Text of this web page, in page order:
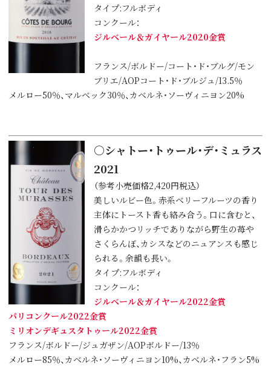
タイプ:フルボディ
コンクール：
ジルベール＆ガイヤール2020金賞
フランス/ボルドー/コート・ド・ブルグ/モン
ブリエ/AOPコート・ド・ブルジュ/13.5％
メルロー50％、マルベック30％、カベルネ・ソーヴィニヨン20%
○シャトー・トゥール・デ・ミュラス
2021
（参考小売価格2,420円税込）
美しいルビー色。赤系ベリーフルーツの香り
主体にトースト香も絡み合う。口に含むと、
滑らかかつリッチでありながら野生の苺や
さくらんぼ、カシスなどのニュアンスも感じ
られる。余韻も長い。
タイプ:フルボディ
コンクール：
ジルベール＆ガイヤール2022金賞
パリコンクール2022金賞
ミリオンデギュスタトゥール2022金賞
フランス/ボルドー/ジュガザン/AOPボルドー/13％
メルロー85％、カベルネ・ソーヴィニヨン10%、カベルネ・フラン5%